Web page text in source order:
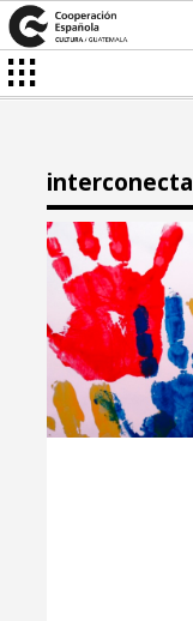
interconecta